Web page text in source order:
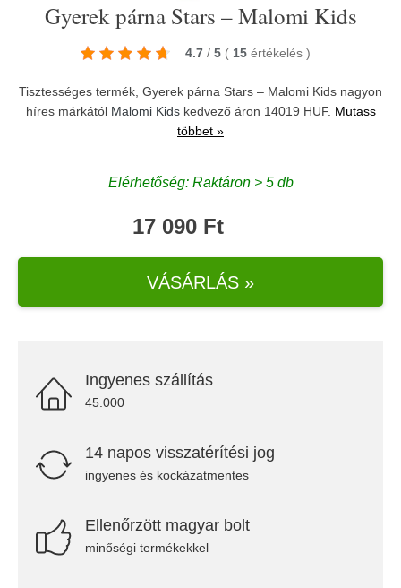
Gyerek párna Stars – Malomi Kids
4.7 / 5 ( 15 értékelés )
Tisztességes termék, Gyerek párna Stars – Malomi Kids nagyon
híres márkától Malomi Kidskedvező áron 14019 HUF. Mutass
többet »
Elérhetőség: Raktáron > 5 db
17 090 Ft
VÁSÁRLÁS »
Ingyenes szállítás
45.000
14 napos visszatérítési jog
ingyenes és kockázatmentes
Ellenőrzött magyar bolt
minőségi termékekkel